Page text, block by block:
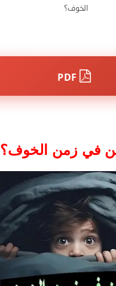
الخوف؟
في زمن الخوف؟